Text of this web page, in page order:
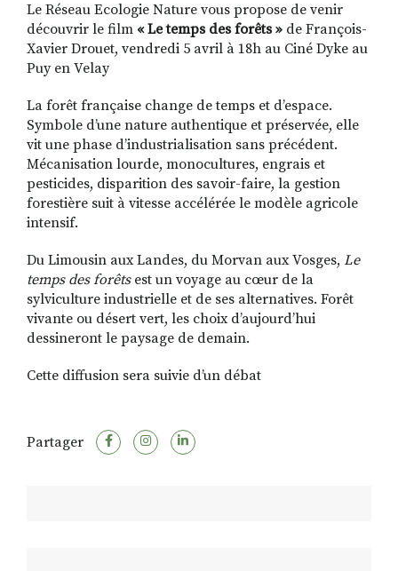
Le Réseau Ecologie Nature vous propose de venir
découvrir le film « Le temps des forêts » de François-
Xavier Drouet, vendredi 5 avril à 18h au Ciné Dyke au
Puy en Velay
La forêt française change de temps et d’espace.
Symbole d’une nature authentique et préservée, elle
vit une phase d’industrialisation sans précédent.
Mécanisation lourde, monocultures, engrais et
pesticides, disparition des savoir-faire, la gestion
forestière suit à vitesse accélérée le modèle agricole
intensif.
Du Limousin aux Landes, du Morvan aux Vosges, Le
temps des forêts est un voyage au cœur de la
sylviculture industrielle et de ses alternatives. Forêt
vivante ou désert vert, les choix d’aujourd’hui
dessineront le paysage de demain.
Cette diffusion sera suivie d’un débat
Partager